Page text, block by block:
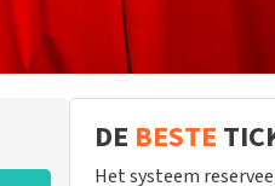
DE BESTE
Het systeem